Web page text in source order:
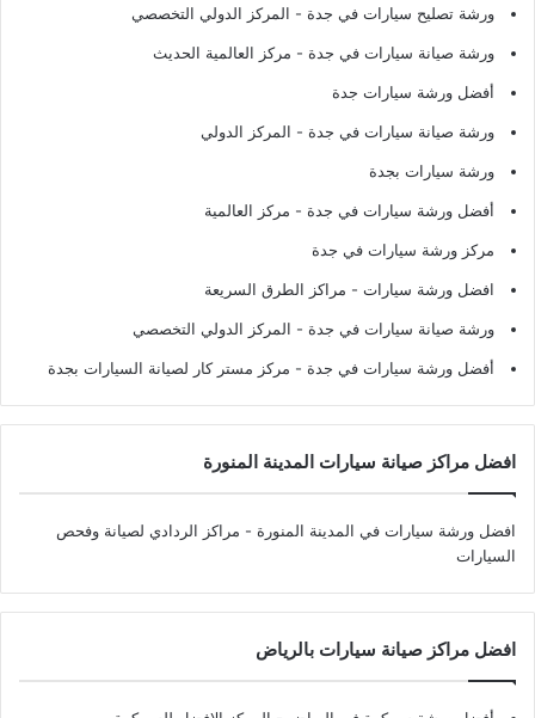
ورشة تصليح سيارات في جدة - المركز الدولي التخصصي
ورشة صيانة سيارات في جدة - مركز العالمية الحديث
أفضل ورشة سيارات جدة
ورشة صيانة سيارات في جدة - المركز الدولي
ورشة سيارات بجدة
أفضل ورشة سيارات في جدة - مركز العالمية
مركز ورشة سيارات في جدة
افضل ورشة سيارات - مراكز الطرق السريعة
ورشة صيانة سيارات في جدة - المركز الدولي التخصصي
أفضل ورشة سيارات في جدة - مركز مستر كار لصيانة السيارات بجدة
افضل مراكز صيانة سيارات المدينة المنورة
افضل ورشة سيارات في المدينة المنورة - مراكز الردادي لصيانة وفحص
السيارات
افضل مراكز صيانة سيارات بالرياض